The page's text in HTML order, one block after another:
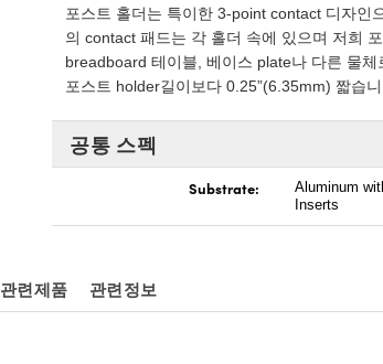
포스트 홀더는 특이한 3-point contact 디자인
의 contact 패드는 각 홀더 속에 있으며 저희
breadboard 테이블, 베이스 plate나 다른 물
포스트 holder길이보다 0.25”(6.35mm) 짧습
공통 스펙
Substrate:
Aluminum
Inserts
관련제품 관련정보